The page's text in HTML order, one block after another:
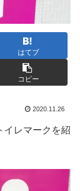
はてブ
コピー
2020.11.26
イレマークを紹